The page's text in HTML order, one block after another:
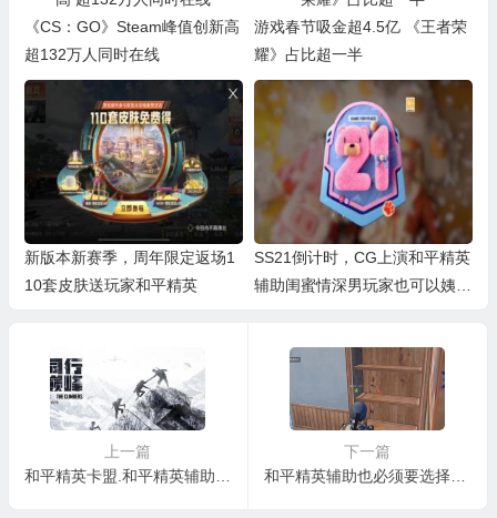
《CS：GO》Steam峰值创新高
超132万人同时在线
游戏春节吸金超4.5亿 《王者荣
耀》占比超一半
新版本新赛季，周年限定返场1
10套皮肤送玩家和平精英
SS21倒计时，CG上演和平精英
辅助闺蜜情深男玩家也可以姨母
上一篇
下一篇